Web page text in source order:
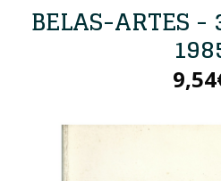
BELAS-ARTES -